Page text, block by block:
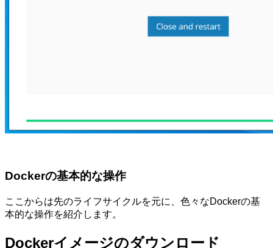
Dockerの基本的な操作
ここからは先のライフサイクルを元に、色々なDockerの基
本的な操作を紹介します。
Dockerイメージのダウンロード